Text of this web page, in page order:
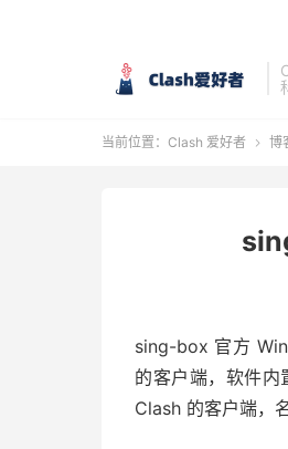
当前位置： Clash 爱好者  博
sing-box 官方
的客户端，软件内
Clash 的客户端，